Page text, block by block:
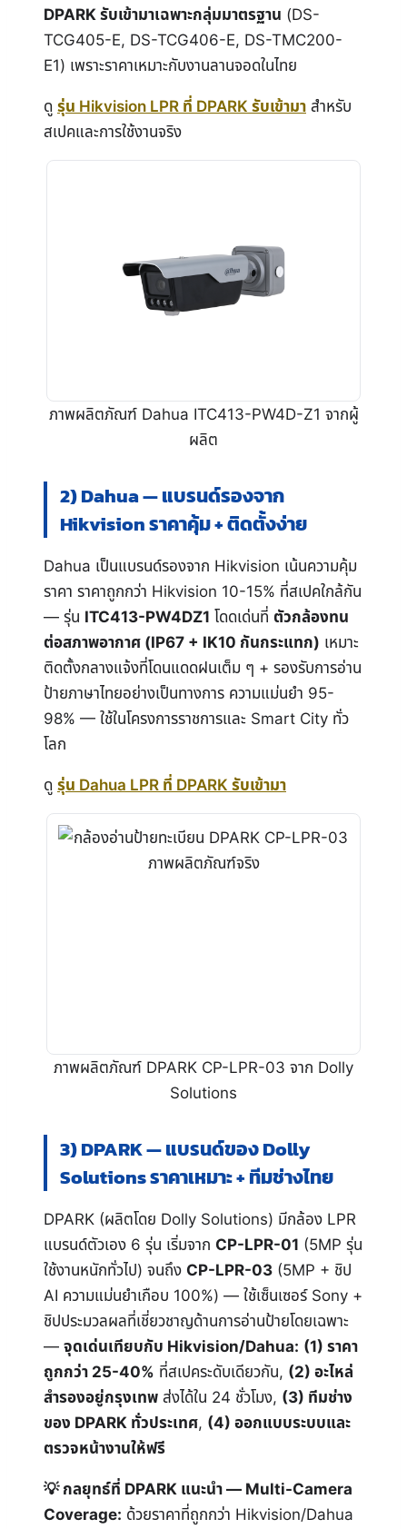
DPARK รับเข้ามาเฉพาะกลุ่มมาตรฐาน (DS-
TCG405-E, DS-TCG406-E, DS-TMC200-
E1) เพราะราคาเหมาะกับงานลานจอดในไทย
ดู รุ่น Hikvision LPR ที่ DPARK รับเข้ามา สำหรับ
สเปคและการใช้งานจริง
ภาพผลิตภัณฑ์ Dahua ITC413-PW4D-Z1 จากผู้
ผลิต
2) Dahua — แบรนด์รองจาก
Hikvision ราคาคุ้ม + ติดตั้งง่าย
Dahua เป็นแบรนด์รองจาก Hikvision เน้นความคุ้ม
ราคา ราคาถูกกว่า Hikvision 10-15% ที่สเปคใกล้กัน
— รุ่น ITC413-PW4DZ1 โดดเด่นที่ ตัวกล้องทน
ต่อสภาพอากาศ (IP67 + IK10 กันกระแทก) เหมาะ
ติดตั้งกลางแจ้งที่โดนแดดฝนเต็ม ๆ + รองรับการอ่าน
ป้ายภาษาไทยอย่างเป็นทางการ ความแม่นยำ 95-
98% — ใช้ในโครงการราชการและ Smart City ทั่ว
โลก
ดู รุ่น Dahua LPR ที่ DPARK รับเข้ามา
ภาพผลิตภัณฑ์ DPARK CP-LPR-03 จาก Dolly
Solutions
3) DPARK — แบรนด์ของ Dolly
Solutions ราคาเหมาะ + ทีมช่างไทย
DPARK (ผลิตโดย Dolly Solutions) มีกล้อง LPR
แบรนด์ตัวเอง 6 รุ่น เริ่มจาก CP-LPR-01 (5MP รุ่น
ใช้งานหนักทั่วไป) จนถึง CP-LPR-03 (5MP + ชิป
AI ความแม่นยำเกือบ 100%) — ใช้เซ็นเซอร์ Sony +
ชิปประมวลผลที่เชี่ยวชาญด้านการอ่านป้ายโดยเฉพาะ
— จุดเด่นเทียบกับ Hikvision/Dahua: (1) ราคา
ถูกกว่า 25-40% ที่สเปคระดับเดียวกัน, (2) อะไหล่
สำรองอยู่กรุงเทพ ส่งได้ใน 24 ชั่วโมง, (3) ทีมช่าง
ของ DPARK ทั่วประเทศ, (4) ออกแบบระบบและ
ตรวจหน้างานให้ฟรี
กลยุทธ์ที่ DPARK แนะนำ — Multi-Camera
Coverage: ด้วยราคาที่ถูกกว่า Hikvision/Dahua